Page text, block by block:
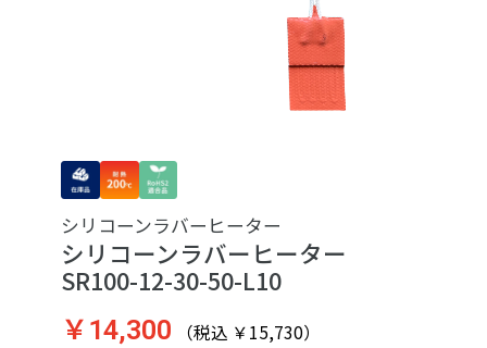
シリコーンラバーヒーター
シリコーンラバーヒーター
SR100-12-30-50-L10
￥14,300 （税込 ￥15,730）